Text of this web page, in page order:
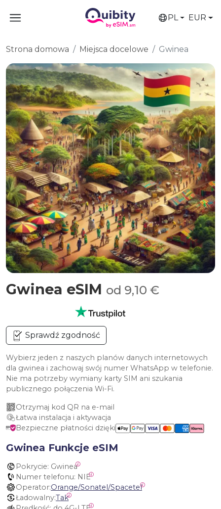
PL EUR
Strona domowa Miejsca docelowe Gwinea
Gwinea eSIM od 9,10 €
Sprawdź zgodność
Wybierz jeden z naszych planów danych internetowych
dla gwinea i zachowaj swój numer WhatsApp w telefonie.
Nie ma potrzeby wymiany karty SIM ani szukania
publicznego połączenia Wi-Fi.
Otrzymaj kod QR na e-mail
Łatwa instalacja i aktywacja
Bezpieczne płatności dzięki
Gwinea Funkcje eSIM
Pokrycie: Gwinea
Numer telefonu: NIE
Operator:Orange/Sonatel/Spacetel
Ładowalny:Tak